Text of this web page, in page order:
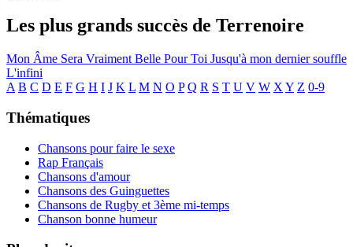
Les plus grands succès de Terrenoire
Mon Âme Sera Vraiment Belle Pour Toi Jusqu'à mon dernier souffle
L'infini
A B C D E F G H I J K L M N O P Q R S T U V W X Y Z 0-9
Thématiques
Chansons pour faire le sexe
Rap Français
Chansons d'amour
Chansons des Guinguettes
Chansons de Rugby et 3ème mi-temps
Chanson bonne humeur